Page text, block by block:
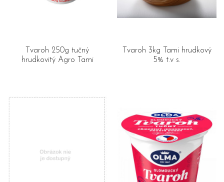
Tvaroh 250g tučný
hrudkovitý Agro Tami
Tvaroh 3kg Tami hrudkový
5% t.v s.